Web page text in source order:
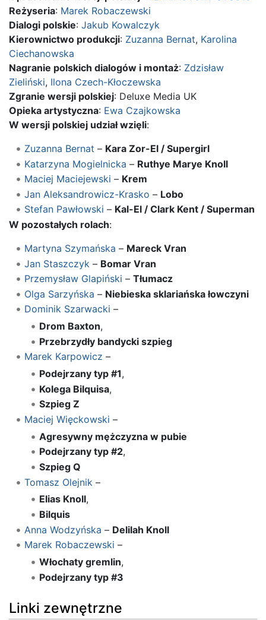
Reżyseria: Marek Robaczewski
Dialogi polskie: Jakub Kowalczyk
Kierownictwo produkcji: Zuzanna Bernat, Karolina
Ciechanowska
Nagranie polskich dialogów i montaż: Zdzisław
Zieliński, Ilona Czech-Kłoczewska
Zgranie wersji polskiej: Deluxe Media UK
Opieka artystyczna: Ewa Czajkowska
W wersji polskiej udział wzięli:
Zuzanna Bernat – Kara Zor-El / Supergirl
Katarzyna Mogielnicka – Ruthye Marye Knoll
Maciej Maciejewski – Krem
Jan Aleksandrowicz-Krasko – Lobo
Stefan Pawłowski – Kal-El / Clark Kent / Superman
W pozostałych rolach:
Martyna Szymańska – Mareck Vran
Jan Staszczyk – Bomar Vran
Przemysław Glapiński – Tłumacz
Olga Sarzyńska – Niebieska sklariańska łowczyni
Dominik Szarwacki –
Drom Baxton,
Przebrzydły bandycki szpieg
Marek Karpowicz –
Podejrzany typ #1,
Kolega Bilquisa,
Szpieg Z
Maciej Więckowski –
Agresywny mężczyzna w pubie
Podejrzany typ #2,
Szpieg Q
Tomasz Olejnik –
Elias Knoll,
Bilquis
Anna Wodzyńska – Delilah Knoll
Marek Robaczewski –
Włochaty gremlin,
Podejrzany typ #3
Linki zewnętrzne